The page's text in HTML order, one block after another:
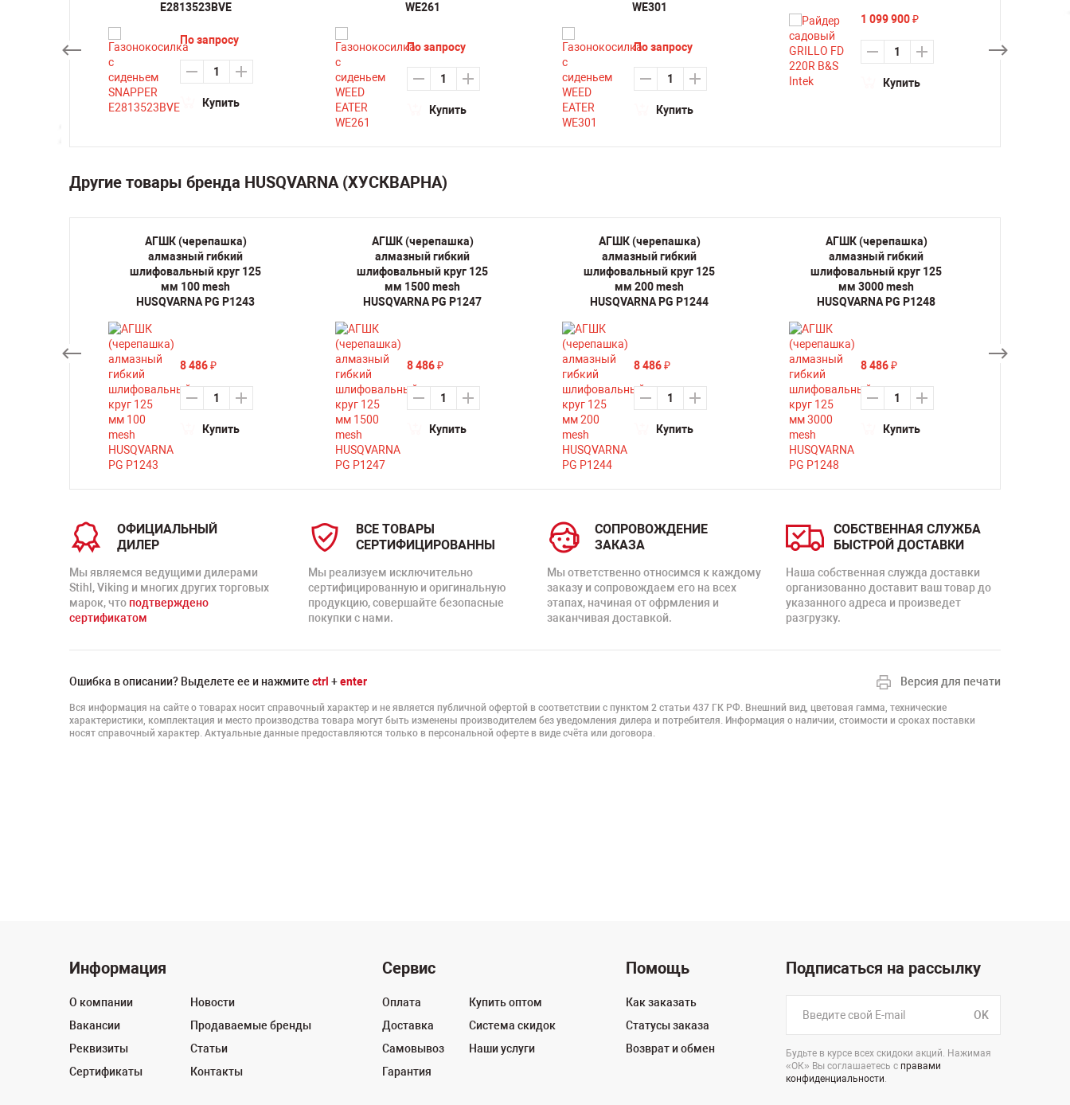
E2813523BVE
По запросу
Купить
WE261
По запросу
Купить
WE301
По запросу
Купить
1 099 900 ₽
Купить
Другие товары бренда HUSQVARNA (ХУСКВАРНА)
АГШК (черепашка)
алмазный гибкий
шлифовальный круг 125
мм 100 mesh
HUSQVARNA PG P1243
8 486 ₽
Купить
АГШК (черепашка)
алмазный гибкий
шлифовальный круг 125
мм 1500 mesh
HUSQVARNA PG P1247
8 486 ₽
Купить
АГШК (черепашка)
алмазный гибкий
шлифовальный круг 125
мм 200 mesh
HUSQVARNA PG P1244
8 486 ₽
Купить
АГШК (черепашка)
алмазный гибкий
шлифовальный круг 125
мм 3000 mesh
HUSQVARNA PG P1248
8 486 ₽
Купить
ОФИЦИАЛЬНЫЙ
ДИЛЕР
Мы являемся ведущими дилерами
Stihl, Viking и многих других торговых
марок, что подтверждено
сертификатом
ВСЕ ТОВАРЫ
СЕРТИФИЦИРОВАННЫ
Мы реализуем исключительно
сертифицированную и оригинальную
продукцию, совершайте безопасные
покупки с нами.
СОПРОВОЖДЕНИЕ
ЗАКАЗА
Мы ответственно относимся к каждому
заказу и сопровождаем его на всех
этапах, начиная от офрмления и
заканчивая доставкой.
СОБСТВЕННАЯ СЛУЖБА
БЫСТРОЙ ДОСТАВКИ
Наша собственная служда доставки
организованно доставит ваш товар до
указанного адреса и произведет
разгрузку.
Ошибка в описании? Выделете ее и нажмите ctrl +enter Версия для печати
Вся информация на сайте о товарах носит справочный характер и не является публичной офертой в соответствии с пунктом 2 статьи 437 ГК РФ. Внешний вид, цветовая гамма, технические
характеристики, комплектация и место производства товара могут быть изменены производителем без уведомления дилера и потребителя. Информация о наличии, стоимости и сроках поставки
носят справочный характер. Актуальные данные предоставляются только в персональной оферте в виде счёта или договора.
Информация
О компании
Вакансии
Реквизиты
Сертификаты
Новости
Продаваемые бренды
Статьи
Контакты
Сервис
Оплата
Доставка
Самовывоз
Гарантия
Купить оптом
Система скидок
Наши услуги
Помощь
Как заказать
Статусы заказа
Возврат и обмен
Подписаться на рассылку
OK
Будьте в курсе всех скидоки акций. Нажимая
«ОК» Вы соглашаетесь с правами
конфиденциальности.